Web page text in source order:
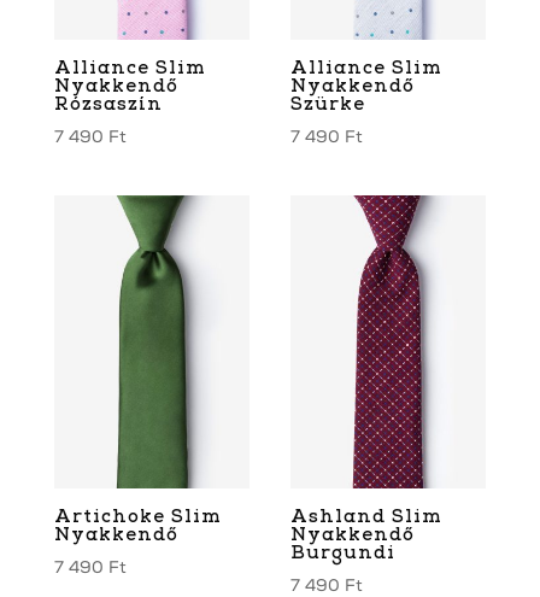
Alliance Slim
Nyakkendő
Rózsaszín
7 490 Ft
Alliance Slim
Nyakkendő
Szürke
7 490 Ft
Artichoke Slim
Nyakkendő
7 490 Ft
Ashland Slim
Nyakkendő
Burgundi
7 490 Ft